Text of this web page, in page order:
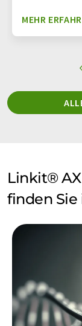
MEHR
Linkit®
finden